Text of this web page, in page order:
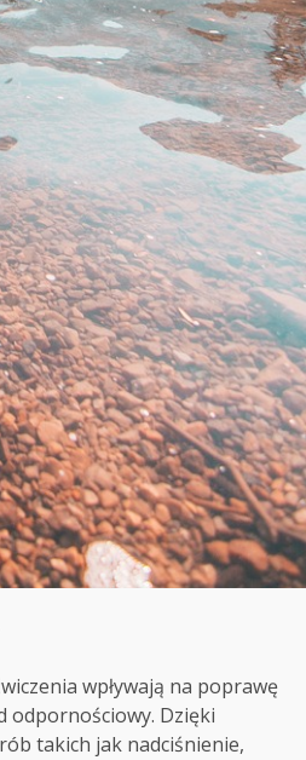
wpływają na poprawę
odpornościowy. Dzięki
takich jak nadciśnienie,